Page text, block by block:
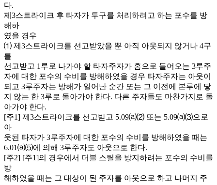
다.
제3스트라이크 후 타자가 투구를 처리하려고 하는 포수를 방
해하
였을 경우
⑴ 제3스트라이크를 선고받았을 뿐 아직 아웃되지 않거나 4구
를
선고받고 1루로 나가야 할 타자주자가 홈으로 들어오는 3루주
자에 대한 포수의 수비를 방해하였을 경우 타자주자는 아웃이
되고 3루주자는 방해가 일어난 순간 또는 그 이전에 본루에 닿
지 않는 한 3루로 돌아가야 한다. 다른 주자들도 마찬가지로 돌
아가야 한다.
[주1] 제3스트라이크를 선고받고 5.09⒜⑵ 또는 5.09⒜⑶으로
아
웃된 타자가 3루주자에 대한 포수의 수비를 방해하였을 때는
6.01⒜⑸에 의해 3루주자도 아웃으로 한다.
[주2] [주1]의 경우에서 더블 스틸을 방지하려는 포수의 수비를
방
해하였을 때는 그 대상이 된 주자를 아웃으로 하고 나머지 주